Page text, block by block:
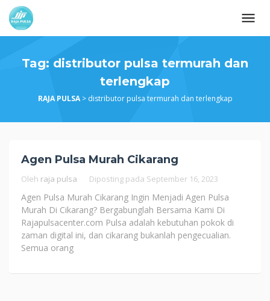
Loncat
ke
konten
Tag: distributor pulsa termurah dan
terlengkap
RAJA PULSA> distributor pulsa termurah dan terlengkap
Agen Pulsa Murah Cikarang
Oleh raja pulsa Diposting pada September 16, 2023
Agen Pulsa Murah Cikarang Ingin Menjadi Agen Pulsa
Murah Di Cikarang? Bergabunglah Bersama Kami Di
Rajapulsacenter.com Pulsa adalah kebutuhan pokok di
zaman digital ini, dan cikarang bukanlah pengecualian.
Semua orang